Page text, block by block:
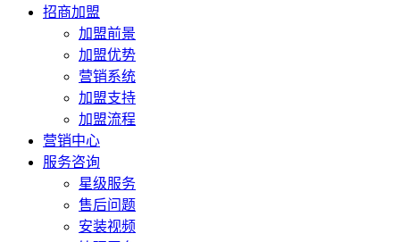
招商加盟
加盟前景
加盟优势
营销系统
加盟支持
加盟流程
营销中心
服务咨询
星级服务
售后问题
安装视频